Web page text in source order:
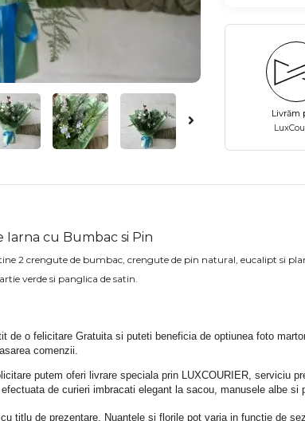
Livrăm
cu Bumbac si Pin
2 crengute de bumbac, crengute de pin natural, eucalipt si
verde si panglica de satin.
de o felicitare Gratuita si puteti beneficia de optiunea foto
comenzii.
putem oferi livrare speciala prin LUXCOURIER, serviciu
de curieri imbracati elegant la sacou, manusele albe si
titlu de prezentare. Nuantele si florile pot varia in functie de